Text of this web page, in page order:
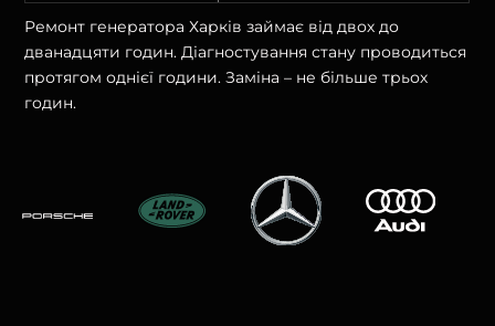
Ремонт генератора Харків займає від двох до
дванадцяти годин. Діагностування стану проводиться
протягом однієї години. Заміна – не більше трьох
годин.